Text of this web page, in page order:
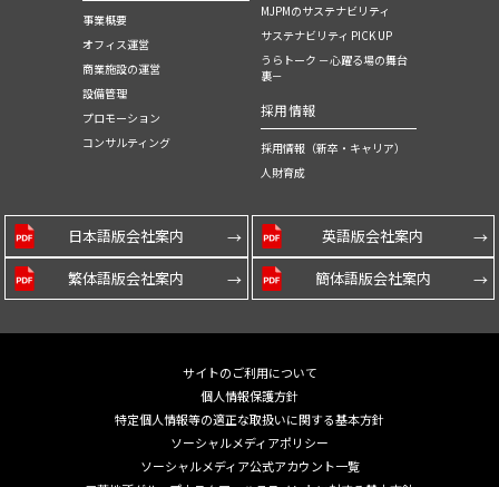
事業概要
オフィス運営
商業施設の運営
設備管理
プロモーション
コンサルティング
MJPMのサステナビリティ
サステナビリティ PICK UP
うらトーク －心躍る場の舞台
裏－
採用情報
採用情報（新卒・キャリア）
人財育成
日本語版会社案内
英語版会社案内
繁体語版会社案内
簡体語版会社案内
サイトのご利用について
個人情報保護方針
特定個人情報等の適正な取扱いに関する基本方針
ソーシャルメディアポリシー
ソーシャルメディア公式アカウント一覧